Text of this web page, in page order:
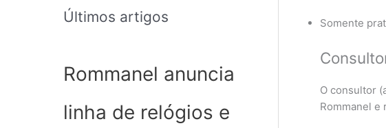
Últimos artigos
Rommanel anuncia
linha de relógios e
Somente
O consultor
Rommanel e